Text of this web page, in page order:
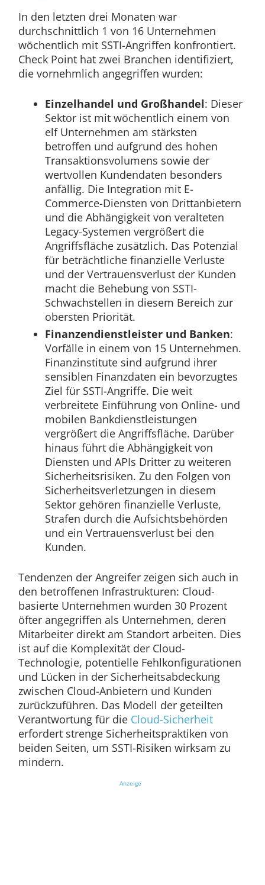
In den letzten drei Monaten war
durchschnittlich 1 von 16 Unternehmen
wöchentlich mit SSTI-Angriffen konfrontiert.
Check Point hat zwei Branchen identifiziert,
die vornehmlich angegriffen wurden:
Einzelhandel und Großhandel: Dieser
Sektor ist mit wöchentlich einem von
elf Unternehmen am stärksten
betroffen und aufgrund des hohen
Transaktionsvolumens sowie der
wertvollen Kundendaten besonders
anfällig. Die Integration mit E-
Commerce-Diensten von Drittanbietern
und die Abhängigkeit von veralteten
Legacy-Systemen vergrößert die
Angriffsfläche zusätzlich. Das Potenzial
für beträchtliche finanzielle Verluste
und der Vertrauensverlust der Kunden
macht die Behebung von SSTI-
Schwachstellen in diesem Bereich zur
obersten Priorität.
Finanzendienstleister und Banken:
Vorfälle in einem von 15 Unternehmen.
Finanzinstitute sind aufgrund ihrer
sensiblen Finanzdaten ein bevorzugtes
Ziel für SSTI-Angriffe. Die weit
verbreitete Einführung von Online- und
mobilen Bankdienstleistungen
vergrößert die Angriffsfläche. Darüber
hinaus führt die Abhängigkeit von
Diensten und APIs Dritter zu weiteren
Sicherheitsrisiken. Zu den Folgen von
Sicherheitsverletzungen in diesem
Sektor gehören finanzielle Verluste,
Strafen durch die Aufsichtsbehörden
und ein Vertrauensverlust bei den
Kunden.
Tendenzen der Angreifer zeigen sich auch in
den betroffenen Infrastrukturen: Cloud-
basierte Unternehmen wurden 30 Prozent
öfter angegriffen als Unternehmen, deren
Mitarbeiter direkt am Standort arbeiten. Dies
ist auf die Komplexität der Cloud-
Technologie, potentielle Fehlkonfigurationen
und Lücken in der Sicherheitsabdeckung
zwischen Cloud-Anbietern und Kunden
zurückzuführen. Das Modell der geteilten
Verantwortung für die Cloud-Sicherheit
erfordert strenge Sicherheitspraktiken von
beiden Seiten, um SSTI-Risiken wirksam zu
mindern.
Anzeige